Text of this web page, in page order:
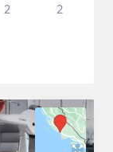
2 2